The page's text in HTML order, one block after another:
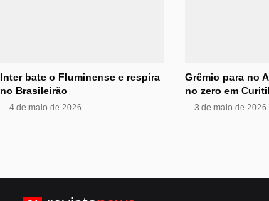
Inter bate o Fluminense e respira
no Brasileirão
4 de maio de 2026
Grêmio para no
no zero em
3 de maio de 2026